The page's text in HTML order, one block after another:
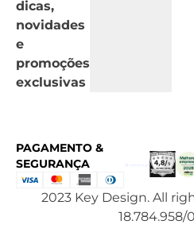
dicas,
novidades
e
promoções
exclusivas
PAGAMENTO &
SEGURANÇA
2023 Key Design. All
18.784.958/